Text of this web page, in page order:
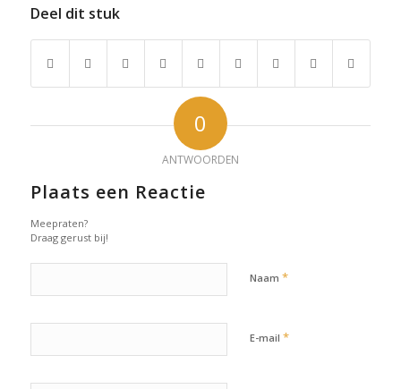
Deel dit stuk
0
ANTWOORDEN
Plaats een Reactie
Meepraten?
Draag gerust bij!
Naam *
E-mail *